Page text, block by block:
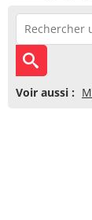
Voir aussi :